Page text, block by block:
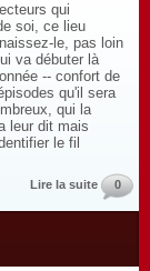
qui
soi, ce lieu
le, pas loin
va débuter là
-- confort de
qu'il sera
qui la
leur dit mais
le fil
Lire la suite 0